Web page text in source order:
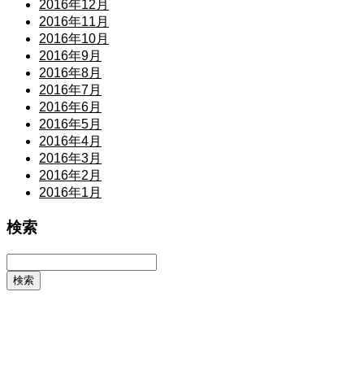
2016年12月
2016年11月
2016年10月
2016年9月
2016年8月
2016年7月
2016年6月
2016年5月
2016年4月
2016年3月
2016年2月
2016年1月
検索